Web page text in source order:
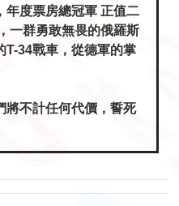
年度票房總冠軍 正值二
一群勇敢無畏的俄羅斯
T-34戰車，從德軍的掌
將不計任何代價，誓死